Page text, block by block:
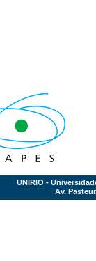
UNIRIO -
Av.